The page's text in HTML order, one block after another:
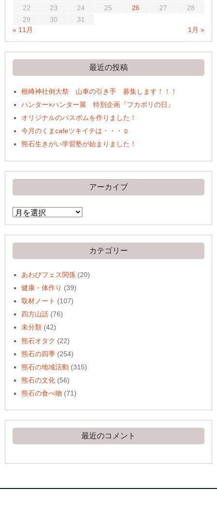
22
23 24 25 26 27
28
29
30
31
« 11月
1月 »
最近の投稿
根崎神社例大祭 山車の引き手 募集します！！！
ハンター×ハンター展 特別企画『フカボリの日』
オリジナルのバスボムを作りました！
今月のくまcafeツキイチは・・・☺
熊石生きがい学習塾が始まりました！
アーカイブ
ア
ー
イ
ブ
カテゴリー
あわびフェス関係 (20)
健康・体作り (39)
取材ノート (107)
四方山話 (76)
未分類 (42)
熊石オタク (22)
熊石の四季 (254)
熊石の地域活動 (315)
熊石の文化 (56)
熊石の食べ物 (71)
最近のコメント